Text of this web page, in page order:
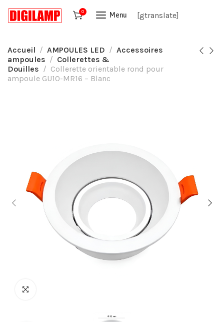
0 Menu [gtranslate]
Accueil AMPOULES LED
Accessoires
ampoules
Collerettes &
Douilles
Collerette orientable rond pour
ampoule GU10-MR16 – Blanc